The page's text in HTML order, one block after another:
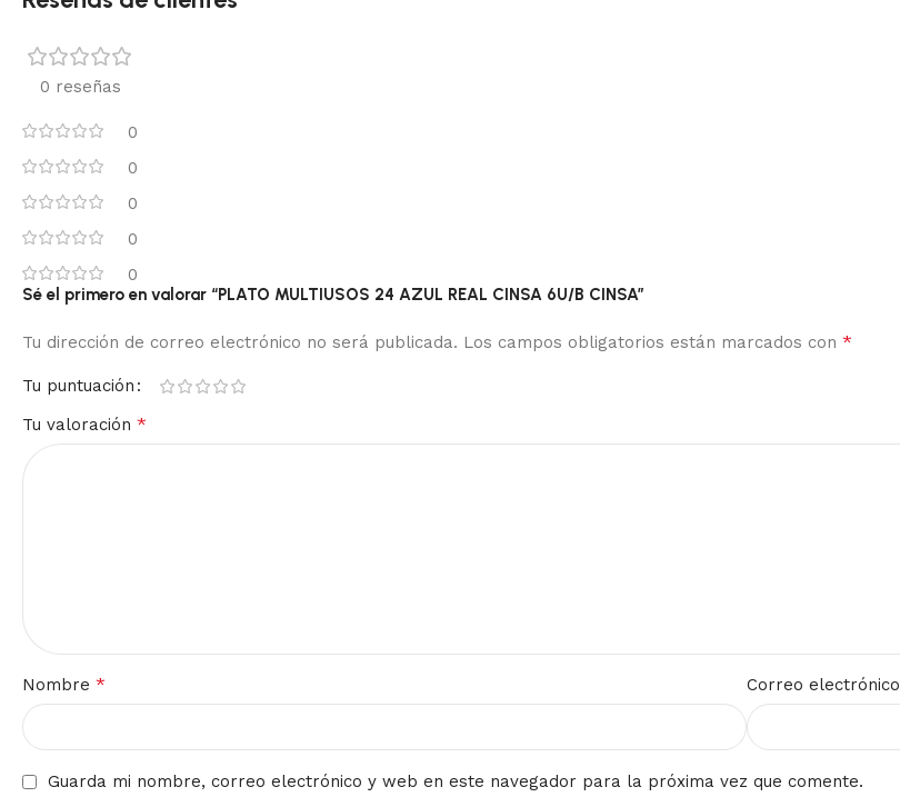
0 reseñas
0
0
0
0
0
Sé el primero en valorar “PLATO MULTIUSOS 24 AZUL REAL CINSA 6U/B CINSA”
Tu dirección de correo electrónico no será publicada. Los campos obligatorios están marcados con *
Tu puntuación
Tu valoración *
Nombre * Correo electrónico
Guarda mi nombre, correo electrónico y web en este navegador para la próxima vez que comente.